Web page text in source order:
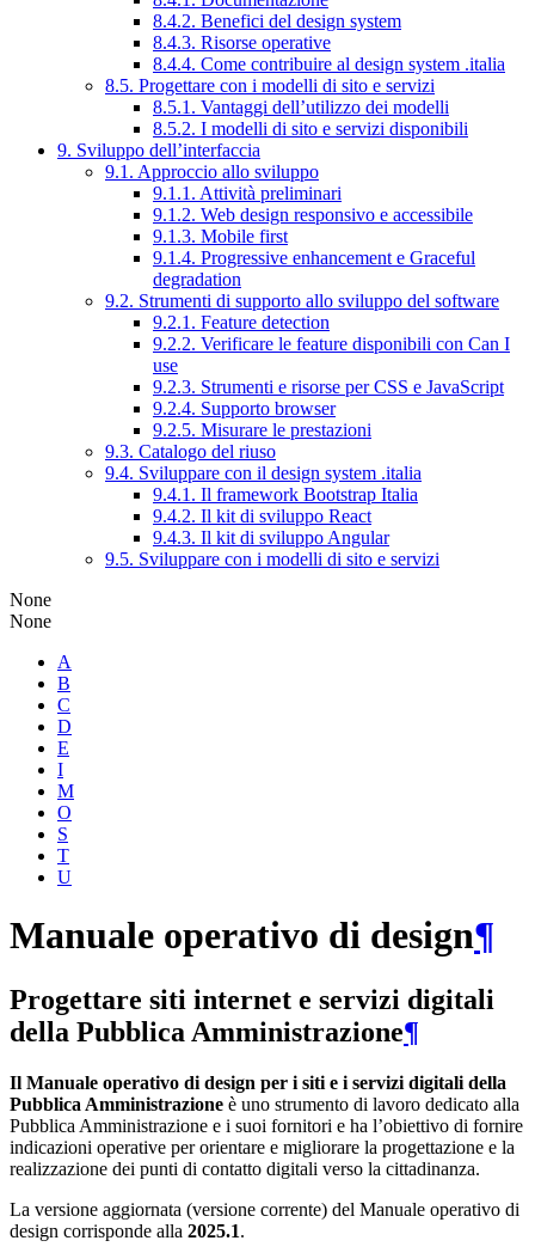
8.4.2. Benefici del design system
8.4.3. Risorse operative
8.4.4. Come contribuire al design system .italia
8.5. Progettare con i modelli di sito e servizi
8.5.1. Vantaggi dell’utilizzo dei modelli
8.5.2. I modelli di sito e servizi disponibili
9. Sviluppo dell’interfaccia
9.1. Approccio allo sviluppo
9.1.1. Attività preliminari
9.1.2. Web design responsivo e accessibile
9.1.3. Mobile first
9.1.4. Progressive enhancement e Graceful
degradation
9.2. Strumenti di supporto allo sviluppo del software
9.2.1. Feature detection
9.2.2. Verificare le feature disponibili con Can I
use
9.2.3. Strumenti e risorse per CSS e JavaScript
9.2.4. Supporto browser
9.2.5. Misurare le prestazioni
9.3. Catalogo del riuso
9.4. Sviluppare con il design system .italia
9.4.1. Il framework Bootstrap Italia
9.4.2. Il kit di sviluppo React
9.4.3. Il kit di sviluppo Angular
9.5. Sviluppare con i modelli di sito e servizi
None
None
A
B
C
D
E
I
M
O
S
T
U
Manuale operativo di design¶
Progettare siti internet e servizi digitali
della Pubblica Amministrazione¶
Il Manuale operativo di design per i siti e i servizi digitali della
Pubblica Amministrazione è uno strumento di lavoro dedicato alla
Pubblica Amministrazione e i suoi fornitori e ha l’obiettivo di fornire
indicazioni operative per orientare e migliorare la progettazione e la
realizzazione dei punti di contatto digitali verso la cittadinanza.
La versione aggiornata (versione corrente) del Manuale operativo di
design corrisponde alla 2025.1.